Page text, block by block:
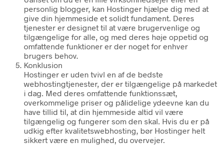
personlig blogger, kan Hostinger hjælpe dig med at
give din hjemmeside et solidt fundament. Deres
tjenester er designet til at være brugervenlige og
tilgængelige for alle, og med deres høje oppetid og
omfattende funktioner er der noget for enhver
brugers behov.
Konklusion
Hostinger er uden tvivl en af de bedste
webhostingtjenester, der er tilgængelige på markedet
i dag. Med deres omfattende funktionssæt,
overkommelige priser og pålidelige ydeevne kan du
have tillid til, at din hjemmeside altid vil være
tilgængelig og fungerer som den skal. Hvis du er på
udkig efter kvalitetswebhosting, bør Hostinger helt
sikkert være en mulighed, du overvejer.